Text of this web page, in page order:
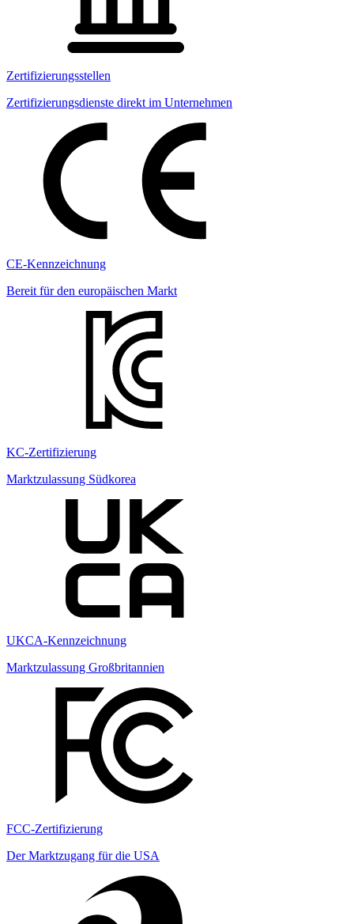
Zertifizierungsstellen
Zertifizierungsdienste direkt im Unternehmen
CE-Kennzeichnung
Bereit für den europäischen Markt
KC-Zertifizierung
Marktzulassung Südkorea
UKCA-Kennzeichnung
Marktzulassung Großbritannien
FCC-Zertifizierung
Der Marktzugang für die USA